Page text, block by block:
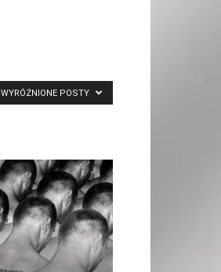
WYRÓŻNIONE POSTY